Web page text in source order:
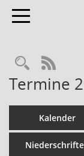
Toggle navigation
Termine
Kalender